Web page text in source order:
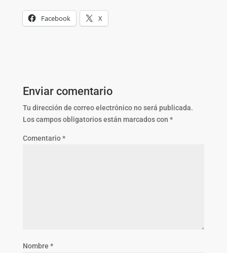
Facebook X
Enviar comentario
Tu dirección de correo electrónico no será publicada.
Los campos obligatorios están marcados con *
Comentario*
Nombre *